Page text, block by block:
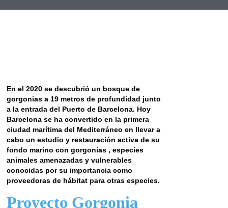
En el 2020 se descubrió un bosque de
gorgonias a 19 metros de profundidad junto
a la entrada del Puerto de Barcelona. Hoy
Barcelona se ha convertido en la primera
ciudad marítima del Mediterráneo en llevar a
cabo un estudio y restauración activa de su
fondo marino con gorgonias , especies
animales amenazadas y vulnerables
conocidas por su importancia como
proveedoras de hábitat para otras especies.
Proyecto Gorgonia